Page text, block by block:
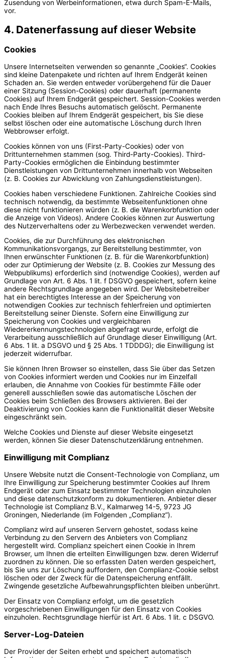
Zusendung von Werbeinformationen, etwa durch Spam-E-Mails,
vor.
4. Datenerfassung auf dieser Website
Cookies
Unsere Internetseiten verwenden so genannte „Cookies“. Cookies
sind kleine Datenpakete und richten auf Ihrem Endgerät keinen
Schaden an. Sie werden entweder vorübergehend für die Dauer
einer Sitzung (Session-Cookies) oder dauerhaft (permanente
Cookies) auf Ihrem Endgerät gespeichert. Session-Cookies werden
nach Ende Ihres Besuchs automatisch gelöscht. Permanente
Cookies bleiben auf Ihrem Endgerät gespeichert, bis Sie diese
selbst löschen oder eine automatische Löschung durch Ihren
Webbrowser erfolgt.
Cookies können von uns (First-Party-Cookies) oder von
Drittunternehmen stammen (sog. Third-Party-Cookies). Third-
Party-Cookies ermöglichen die Einbindung bestimmter
Dienstleistungen von Drittunternehmen innerhalb von Webseiten
(z. B. Cookies zur Abwicklung von Zahlungsdienstleistungen).
Cookies haben verschiedene Funktionen. Zahlreiche Cookies sind
technisch notwendig, da bestimmte Webseitenfunktionen ohne
diese nicht funktionieren würden (z. B. die Warenkorbfunktion oder
die Anzeige von Videos). Andere Cookies können zur Auswertung
des Nutzerverhaltens oder zu Werbezwecken verwendet werden.
Cookies, die zur Durchführung des elektronischen
Kommunikationsvorgangs, zur Bereitstellung bestimmter, von
Ihnen erwünschter Funktionen (z. B. für die Warenkorbfunktion)
oder zur Optimierung der Website (z. B. Cookies zur Messung des
Webpublikums) erforderlich sind (notwendige Cookies), werden auf
Grundlage von Art. 6 Abs. 1 lit. f DSGVO gespeichert, sofern keine
andere Rechtsgrundlage angegeben wird. Der Websitebetreiber
hat ein berechtigtes Interesse an der Speicherung von
notwendigen Cookies zur technisch fehlerfreien und optimierten
Bereitstellung seiner Dienste. Sofern eine Einwilligung zur
Speicherung von Cookies und vergleichbaren
Wiedererkennungstechnologien abgefragt wurde, erfolgt die
Verarbeitung ausschließlich auf Grundlage dieser Einwilligung (Art.
6 Abs. 1 lit. a DSGVO und § 25 Abs. 1 TDDDG); die Einwilligung ist
jederzeit widerrufbar.
Sie können Ihren Browser so einstellen, dass Sie über das Setzen
von Cookies informiert werden und Cookies nur im Einzelfall
erlauben, die Annahme von Cookies für bestimmte Fälle oder
generell ausschließen sowie das automatische Löschen der
Cookies beim Schließen des Browsers aktivieren. Bei der
Deaktivierung von Cookies kann die Funktionalität dieser Website
eingeschränkt sein.
Welche Cookies und Dienste auf dieser Website eingesetzt
werden, können Sie dieser Datenschutzerklärung entnehmen.
Einwilligung mit Complianz
Unsere Website nutzt die Consent-Technologie von Complianz, um
Ihre Einwilligung zur Speicherung bestimmter Cookies auf Ihrem
Endgerät oder zum Einsatz bestimmter Technologien einzuholen
und diese datenschutzkonform zu dokumentieren. Anbieter dieser
Technologie ist Complianz B.V., Kalmarweg 14-5, 9723 JG
Groningen, Niederlande (im Folgenden „Complianz“).
Complianz wird auf unseren Servern gehostet, sodass keine
Verbindung zu den Servern des Anbieters von Complianz
hergestellt wird. Complianz speichert einen Cookie in Ihrem
Browser, um Ihnen die erteilten Einwilligungen bzw. deren Widerruf
zuordnen zu können. Die so erfassten Daten werden gespeichert,
bis Sie uns zur Löschung auffordern, den Complianz-Cookie selbst
löschen oder der Zweck für die Datenspeicherung entfällt.
Zwingende gesetzliche Aufbewahrungspflichten bleiben unberührt.
Der Einsatz von Complianz erfolgt, um die gesetzlich
vorgeschriebenen Einwilligungen für den Einsatz von Cookies
einzuholen. Rechtsgrundlage hierfür ist Art. 6 Abs. 1 lit. c DSGVO.
Server-Log-Dateien
Der Provider der Seiten erhebt und speichert automatisch